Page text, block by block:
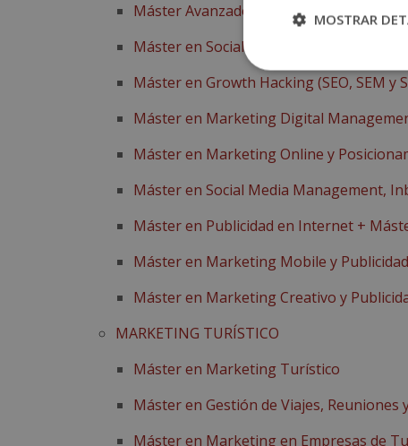
Máster Avanzado en SEO y SEM
Máster en Social Media Management
Máster en Growth Hacking (SEO, SEM y
Máster en Marketing Digital
Máster en Marketing Online y
Máster en Social Media Management,
Máster en Publicidad en Internet +
Máster en Marketing Mobile y Publicidad
Máster en Marketing Creativo y
MARKETING TURÍSTICO
Máster en Marketing Turístico
Máster en Gestión de Viajes, Reuniones
Máster en Marketing en Empresas de
MOSTRAR